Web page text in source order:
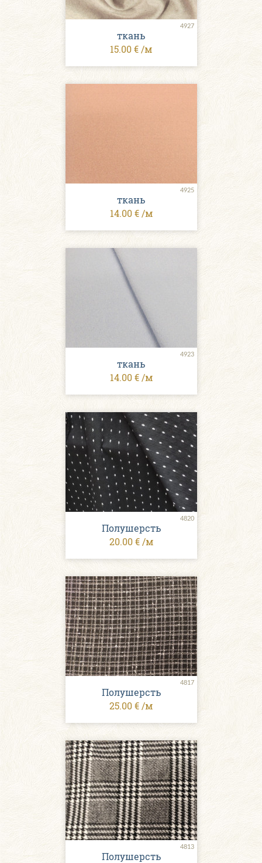
4927
ткань
15.00 € /м
4925
ткань
14.00 € /м
4923
ткань
14.00 € /м
4820
Полушерсть
20.00 € /м
4817
Полушерсть
25.00 € /м
4813
Полушерсть